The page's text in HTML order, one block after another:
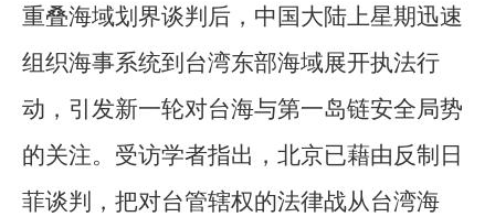
重叠海域划界谈判后，中国大陆上星期迅速
组织海事系统到台湾东部海域展开执法行
动，引发新一轮对台海与第一岛链安全局势
的关注。受访学者指出，北京已藉由反制日
菲谈判，把对台管辖权的法律战从台湾海